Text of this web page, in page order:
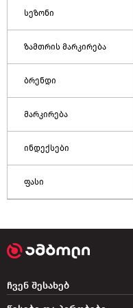
სეზონი
ზამთრის მარკირება
ბრენდი
მარკირება
ინდექსები
ფასი
ჩვენ შესახებ